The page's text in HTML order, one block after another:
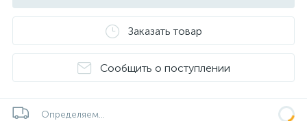
Заказать товар
Сообщить о поступлении
Определяем...